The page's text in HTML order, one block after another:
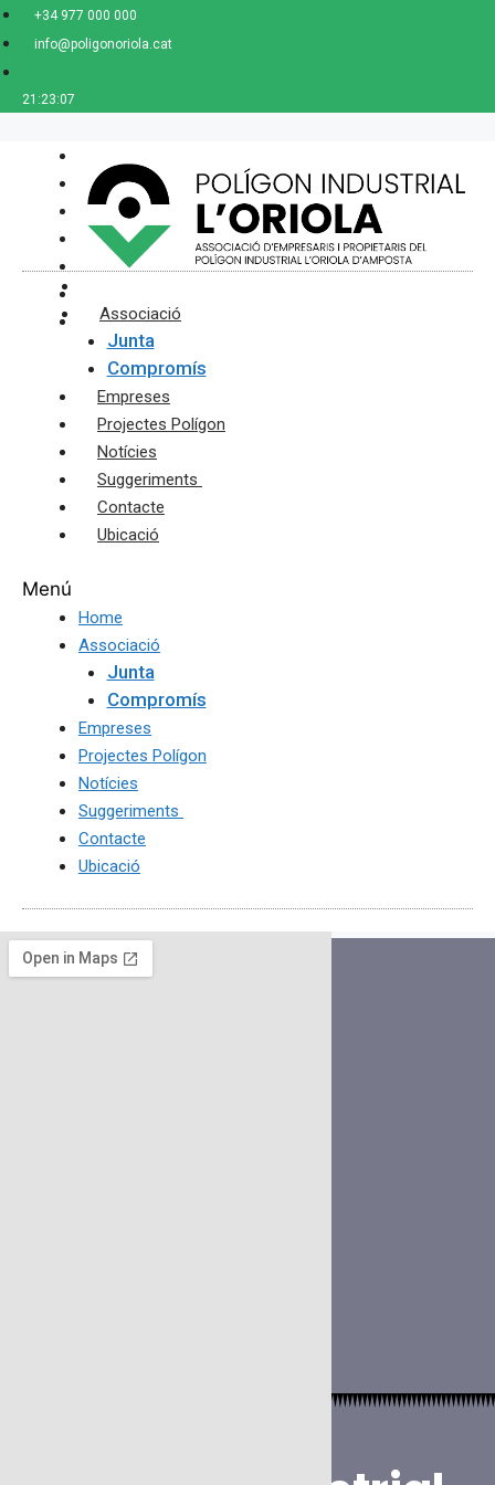
Saltar
al
contenido
+34 977 000 000
info@poligonoriola.cat
21:23:08
Associació
Junta
Compromís
Empreses
Projectes Polígon
Notícies
Suggeriments
Contacte
Ubicació
Menú
Home
Associació
Junta
Compromís
Empreses
Projectes Polígon
Notícies
Suggeriments
Contacte
Ubicació